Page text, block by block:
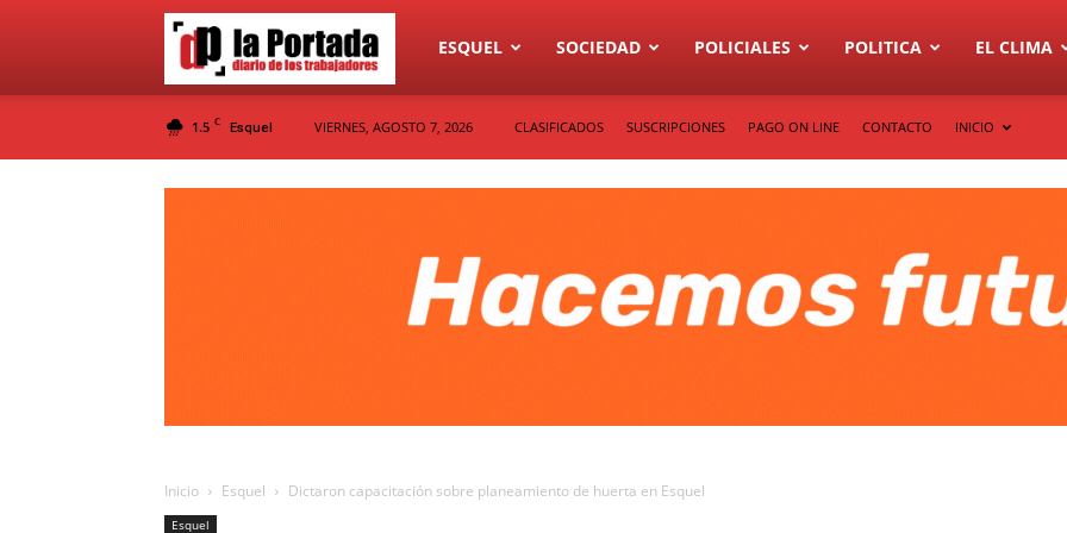
Diario
La
ESQUEL SOCIEDAD POLICIALES POLITICA EL CLIMA
1.5 C Esquel VIERNES, AGOSTO 7, 2026 CLASIFICADOS SUSCRIPCIONES PAGO ON LINE CONTACTO INICIO
Inicio Esquel Dictaron capacitación sobre planeamiento de huerta en Esquel
Esquel